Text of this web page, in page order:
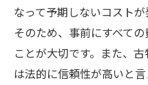
なって予期しないコストが
そのため、事前にすべて
ことが大切です。また、
は法的に信頼性が高いと